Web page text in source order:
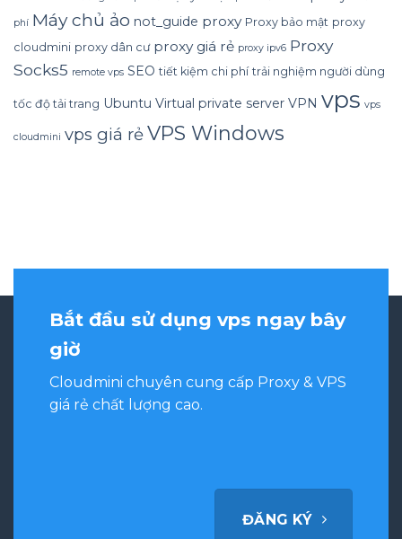
phí Máy chủ ảo not_guide proxy Proxy bảo mật proxy
cloudmini proxy dân cư proxy giá rẻ proxy ipv6 Proxy
Socks5 remote vps SEO tiết kiệm chi phí trải nghiệm người dùng
tốc độ tải trang Ubuntu Virtual private server VPN vps vps
cloudmini vps giá rẻVPS Windows
Bắt đầu sử dụng vps ngay bây
giờ
Cloudmini chuyên cung cấp Proxy & VPS
giá rẻ chất lượng cao.
ĐĂNG KÝ